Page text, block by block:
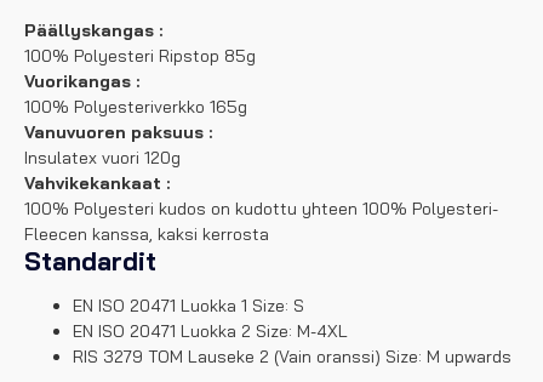
Päällyskangas :
100% Polyesteri Ripstop 85g
Vuorikangas :
100% Polyesteriverkko 165g
Vanuvuoren paksuus :
Insulatex vuori 120g
Vahvikekankaat :
100% Polyesteri kudos on kudottu yhteen 100% Polyesteri-
Fleecen kanssa, kaksi kerrosta
Standardit
EN ISO 20471 Luokka 1 Size: S
EN ISO 20471 Luokka 2 Size: M-4XL
RIS 3279 TOM Lauseke 2 (Vain oranssi) Size: M upwards